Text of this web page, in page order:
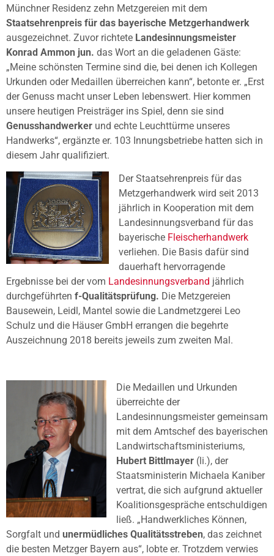
Münchner Residenz zehn Metzgereien mit dem
Staatsehrenpreis für das bayerische Metzgerhandwerk
ausgezeichnet. Zuvor richtete Landesinnungsmeister
Konrad Ammon jun. das Wort an die geladenen Gäste:
„Meine schönsten Termine sind die, bei denen ich Kollegen
Urkunden oder Medaillen überreichen kann“, betonte er. „Erst
der Genuss macht unser Leben lebenswert. Hier kommen
unsere heutigen Preisträger ins Spiel, denn sie sind
Genusshandwerker und echte Leuchttürme unseres
Handwerks“, ergänzte er. 103 Innungsbetriebe hatten sich in
diesem Jahr qualifiziert.
Der Staatsehrenpreis für das
Metzgerhandwerk wird seit 2013
jährlich in Kooperation mit dem
Landesinnungsverband für das
bayerische Fleischerhandwerk
verliehen. Die Basis dafür sind
dauerhaft hervorragende
Ergebnisse bei der vom Landesinnungsverband jährlich
durchgeführten f-Qualitätsprüfung. Die Metzgereien
Bausewein, Leidl, Mantel sowie die Landmetzgerei Leo
Schulz und die Häuser GmbH errangen die begehrte
Auszeichnung 2018 bereits jeweils zum zweiten Mal.
Die Medaillen und Urkunden
überreichte der
Landesinnungsmeister gemeinsam
mit dem Amtschef des bayerischen
Landwirtschaftsministeriums,
Hubert Bittlmayer (li.), der
Staatsministerin Michaela Kaniber
vertrat, die sich aufgrund aktueller
Koalitionsgespräche entschuldigen
ließ. „Handwerkliches Können,
Sorgfalt und unermüdliches Qualitätsstreben, das zeichnet
die besten Metzger Bayern aus“, lobte er. Trotzdem verwies